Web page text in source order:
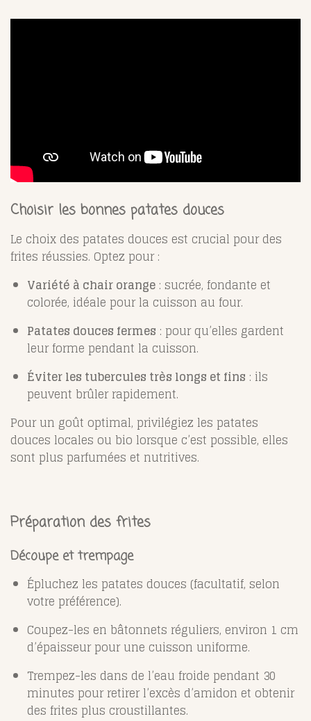
Choisir les bonnes patates douces
Le choix des patates douces est crucial pour des
frites réussies. Optez pour :
Variété à chair orange : sucrée, fondante et
colorée, idéale pour la cuisson au four.
Patates douces fermes : pour qu’elles gardent
leur forme pendant la cuisson.
Éviter les tubercules très longs et fins : ils
peuvent brûler rapidement.
Pour un goût optimal, privilégiez les patates
douces locales ou bio lorsque c’est possible, elles
sont plus parfumées et nutritives.
Préparation des frites
Découpe et trempage
Épluchez les patates douces (facultatif, selon
votre préférence).
Coupez-les en bâtonnets réguliers, environ 1 cm
d’épaisseur pour une cuisson uniforme.
Trempez-les dans de l’eau froide pendant 30
minutes pour retirer l’excès d’amidon et obtenir
des frites plus croustillantes.